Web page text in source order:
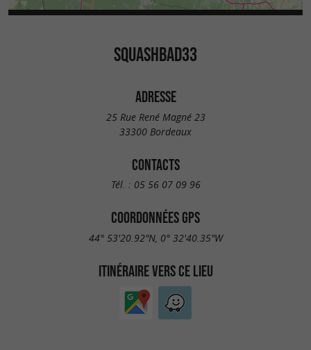
SQUASHBAD33
ADRESSE
25 Rue René Magné 23
33300 Bordeaux
CONTACTS
Tél. : 05 56 07 09 96
COORDONNÉES GPS
44° 53'20.92"N, 0° 32'40.35"W
ITINÉRAIRE VERS CE LIEU